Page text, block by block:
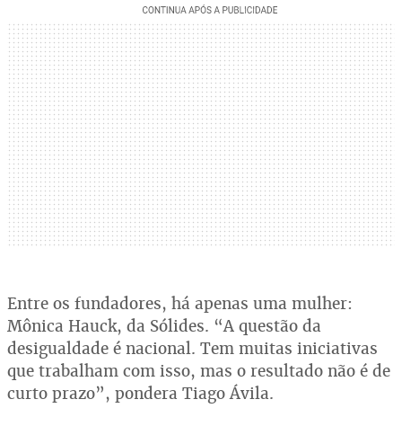
Entre os fundadores, há apenas uma mulher:
Mônica Hauck, da Sólides. “A questão da
desigualdade é nacional. Tem muitas iniciativas
que trabalham com isso, mas o resultado não é de
curto prazo”, pondera Tiago Ávila.